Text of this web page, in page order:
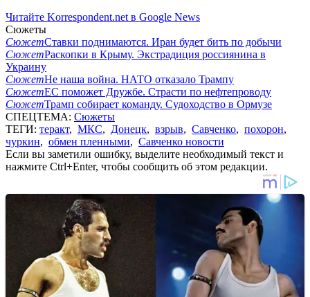
Читайте Korrespondent.net в Google News
Сюжеты
СюжетСтавки поднимаются. Иран будет бить по добычи
СюжетРаскопки в Крыму. Экстрадиция россиянина в
Украину
СюжетНе наша война. НАТО отказало Трампу
СюжетЕС поможет Дружбе. Страсти по нефтепроводу
СюжетТрамп собирает команду. Судоходство в Ормузе
СПЕЦТЕМА: Сюжеты
ТЕГИ: теракт, МКС, Донецк, взрыв, Савченко, похорон,
чуркин, обмен пленными, Савченко новости
Если вы заметили ошибку, выделите необходимый текст и
нажмите Ctrl+Enter, чтобы сообщить об этом редакции.